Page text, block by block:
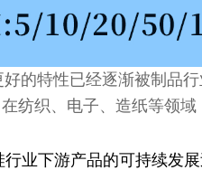
的特性已经逐渐被制品
纺织、电子、造纸等领
业下游产品的可持续发展